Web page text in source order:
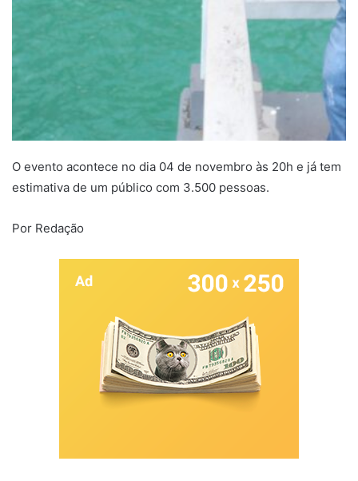
O evento acontece no dia 04 de novembro às 20h e já tem
estimativa de um público com 3.500 pessoas.
Por Redação